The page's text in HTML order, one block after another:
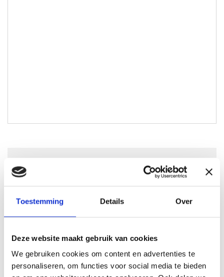
Toestemming Details Over
Deze website maakt gebruik van cookies
We gebruiken cookies om content en advertenties te
personaliseren, om functies voor social media te bieden
Maarten Joosten
Lokale Partner Amsterdam
0635628555
Solliciteren